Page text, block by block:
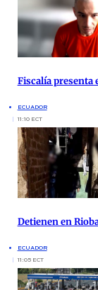
Fiscalía presenta
ECUADOR
11:10 ECT
Detienen en
ECUADOR
11:05 ECT